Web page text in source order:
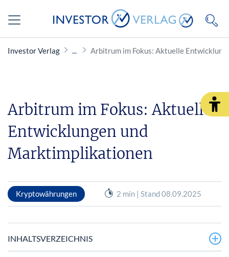
Investor Verlag Arbitrum im Fokus: Aktuelle
Arbitrum im Fokus: Aktuelle
Entwicklungen und
Marktimplikationen
Kryptowährungen 2 min | Stand 08.09.2025
INHALTSVERZEICHNIS